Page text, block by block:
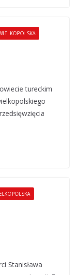
tureckim
Stanisława